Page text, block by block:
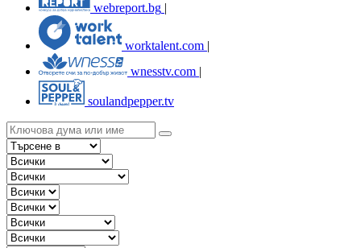
webreport.bg
worktalent.com |
wnesstv.com |
soulandpepper.tv